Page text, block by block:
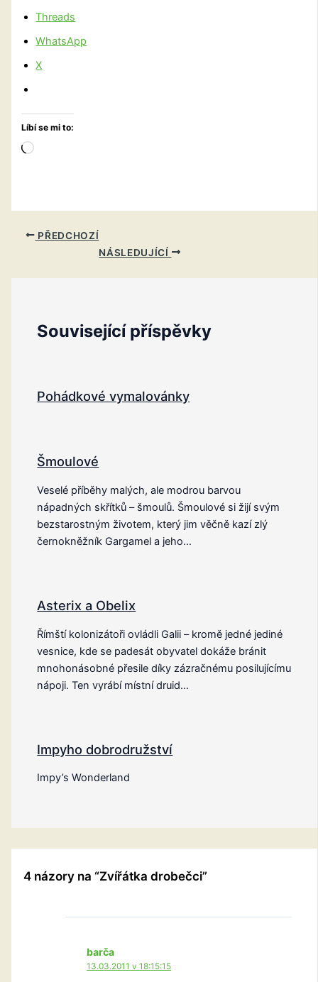
Threads
WhatsApp
X
Líbí se mi to:
Načítání…
PŘEDCHOZÍ
NÁSLEDUJÍCÍ
Související příspěvky
Pohádkové vymalovánky
Šmoulové
Veselé příběhy malých, ale modrou barvou
nápadných skřítků – šmoulů. Šmoulové si žijí svým
bezstarostným životem, který jim věčně kazí zlý
černokněžník Gargamel a jeho…
Asterix a Obelix
Římští kolonizátoři ovládli Galii – kromě jedné jediné
vesnice, kde se padesát obyvatel dokáže bránit
mnohonásobné přesile díky zázračnému posilujícímu
nápoji. Ten vyrábí místní druid…
Impyho dobrodružství
Impy’s Wonderland
4 názory na “Zvířátka drobečci”
barča
13.03.2011 v 18:15:15